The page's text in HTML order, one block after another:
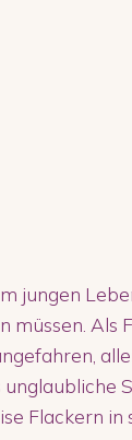
jungen
müssen. Als
unglaubliche
Flackern in